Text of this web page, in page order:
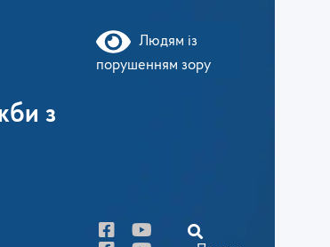
Людям із
порушенням зору
з